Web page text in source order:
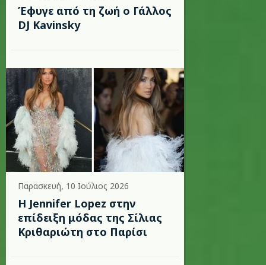
Έφυγε από τη ζωή ο Γάλλος
DJ Kavinsky
Παρασκευή, 10 Ιούλιος 2026
Η Jennifer Lopez στην
επίδειξη μόδας της Σίλιας
Κριθαριώτη στο Παρίσι